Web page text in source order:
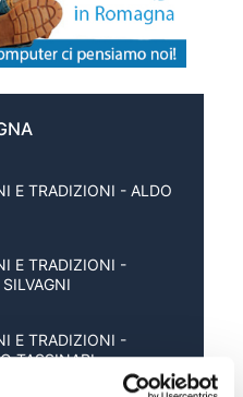
E TRADIZIONI - ALDO
E TRADIZIONI -
E TRADIZIONI -
TASSINARI